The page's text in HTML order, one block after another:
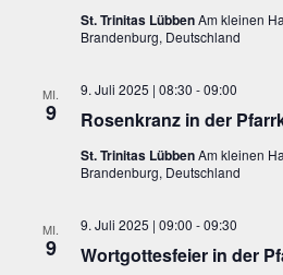
St. Trinitas LübbenAm kleinen
Brandenburg, Deutschland
MI.
9 Rosenkranz in der
9. Juli 2025 | 08:30 -09:00
St. Trinitas LübbenAm kleinen
Brandenburg, Deutschland
MI.
9 Wortgottesfeier in der
9. Juli 2025 | 09:00 -09:30